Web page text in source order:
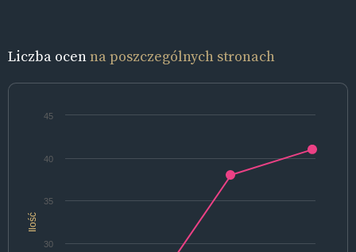
Liczba ocenna poszczególnych stronach
Ilość
30
35
40
45